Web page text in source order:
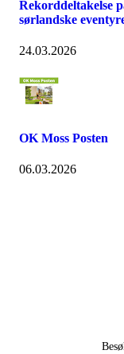
Rekorddeltakelse
sørlandske
24.03.2026
OK Moss Posten
06.03.2026